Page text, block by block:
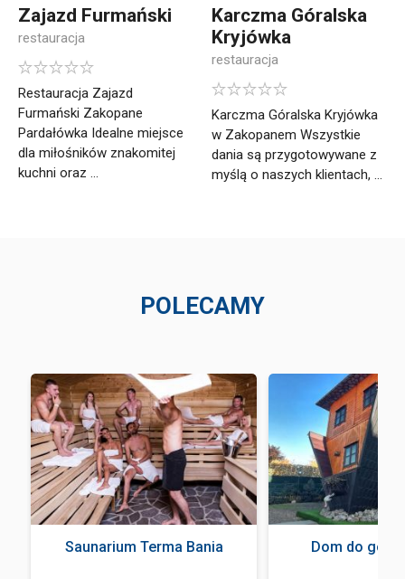
Zajazd Furmański
restauracja
Restauracja Zajazd
Furmański Zakopane
Pardałówka Idealne miejsce
dla miłośników znakomitej
kuchni oraz ...
Karczma Góralska
Kryjówka
restauracja
Karczma Góralska Kryjówka
w Zakopanem Wszystkie
dania są przygotowywane z
myślą o naszych klientach, ...
POLECAMY
Saunarium Terma Bania Dom do góry